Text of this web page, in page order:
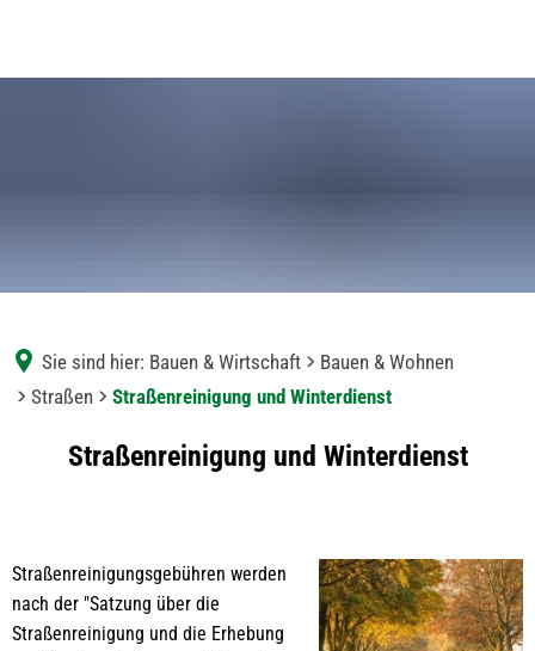
Sie sind hier: Bauen & Wirtschaft
Bauen & Wohnen
Straßen
Straßenreinigung und Winterdienst
Straßenreinigung
Straßenreinigung und Winterdienst
Straßenreinigungsgebühren werden
nach der "Satzung über die
Straßenreinigung und die Erhebung